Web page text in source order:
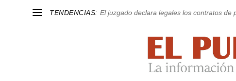
TENDENCIAS: El juzgado declara legales los contratos de